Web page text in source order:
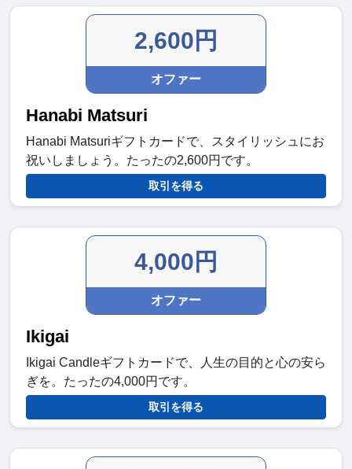
2,600円
オファー
Hanabi Matsuri
Hanabi Matsuriギフトカードで、スタイリッシュにお
祝いしましょう。たったの2,600円です。
取引を得る
4,000円
オファー
Ikigai
Ikigai Candleギフトカードで、人生の目的と心の安ら
ぎを。たったの4,000円です。
取引を得る